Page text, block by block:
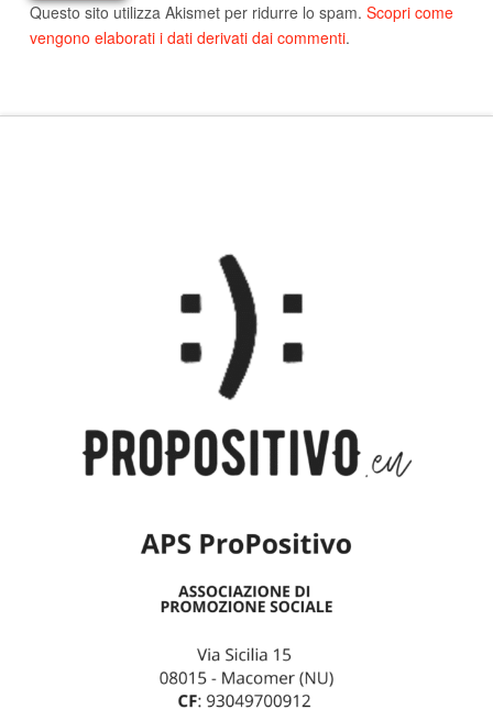
Questo sito utilizza Akismet per ridurre lo spam. Scopri come
vengono elaborati i dati derivati dai commenti.